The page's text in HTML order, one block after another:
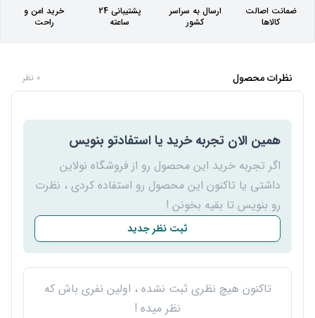
ضمانت اصالت
کالاها
ارسال به سراسر
کشور
پشتیبانی 24
ساعته
خرید امن و
راحت
نظرات محصول 0 نظر
همین الان تجربه خرید یا استفادتو بنویس
اگر تجربه خرید این محصول رو از فروشگاه نولاین
داشتی یا تاکنون این محصول رو استفاده کردی ، نظرت
رو بنویس تا بقیه بخونن !
ثبت نظر جدید
تاکنون هیچ نظری ثبت نشده ، اولین نفری باش که
نظر میده !